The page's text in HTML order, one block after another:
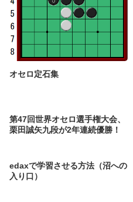
オセロ定石集
第47回世界オセロ選手権大会、
栗田誠矢九段が2年連続優勝！
edaxで学習させる方法（沼への
入り口）